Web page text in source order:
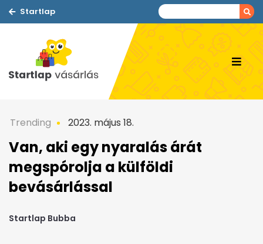
Startlap
Trending 2023. május 18.
Van, aki egy nyaralás árát
megspórolja a külföldi
bevásárlással
Startlap Bubba